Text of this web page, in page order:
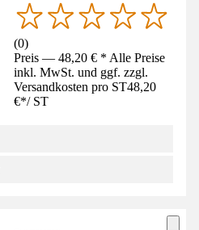
(0)
Preis — 48,20 € * Alle Preise
inkl. MwSt. und ggf. zzgl.
Versandkosten pro ST48,20
€*/ ST